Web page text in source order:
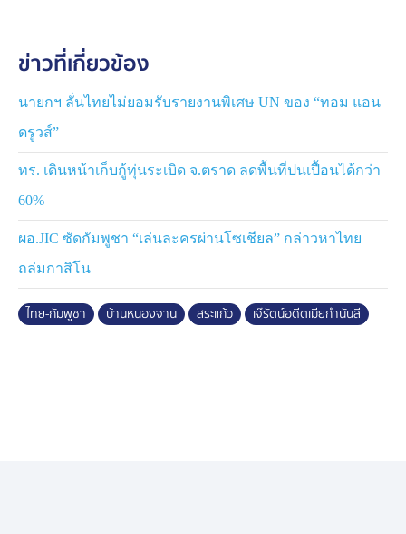
ก่อน
บรรยากาศที่บริเวณหน้าด่านหนองจาน จุดตรวจ จต.ส.40 มี
ชาวบ้านทั้งสองฝ่ายมาเผชิญหน้ากัน และเกิดความ
ตึงเครียด ายนริศ ปาลกะวงศ์ ณ อยุธยา นายอำเภอโคกสูง
เข้าไปเจรจาและรับฟังปัญหาจากชาวบ้านเจ้าของที่ดินและ
ฝั่งเจ้าของที่ดินที่มีกรรมสิทธิก็ไม่ยอม ถ้าต้องหยุดไถที่ดิน ก็
จะไม่ทันฤดูกาลนี้ ก่อนที่ต่างฝ่ายจะมีการเดินทางไปแจ้ง
ความที่ สภ.โคกสูง
ข่าวที่เกี่ยวข้อง
นายกฯ ลั่นไทยไม่ยอมรับรายงานพิเศษ UN ของ “ทอม แอน
ดรูวส์”
ทร. เดินหน้าเก็บกู้ทุ่นระเบิด จ.ตราด ลดพื้นที่ปนเปื้อนได้กว่า
60%
ผอ.JIC ซัดกัมพูชา “เล่นละครผ่านโซเชียล” กล่าวหาไทย
ถล่มกาสิโน
ไทย-กัมพูชา บ้านหนองจาน สระแก้ว เจ๊รัตน์อดีตเมียกำนันลี